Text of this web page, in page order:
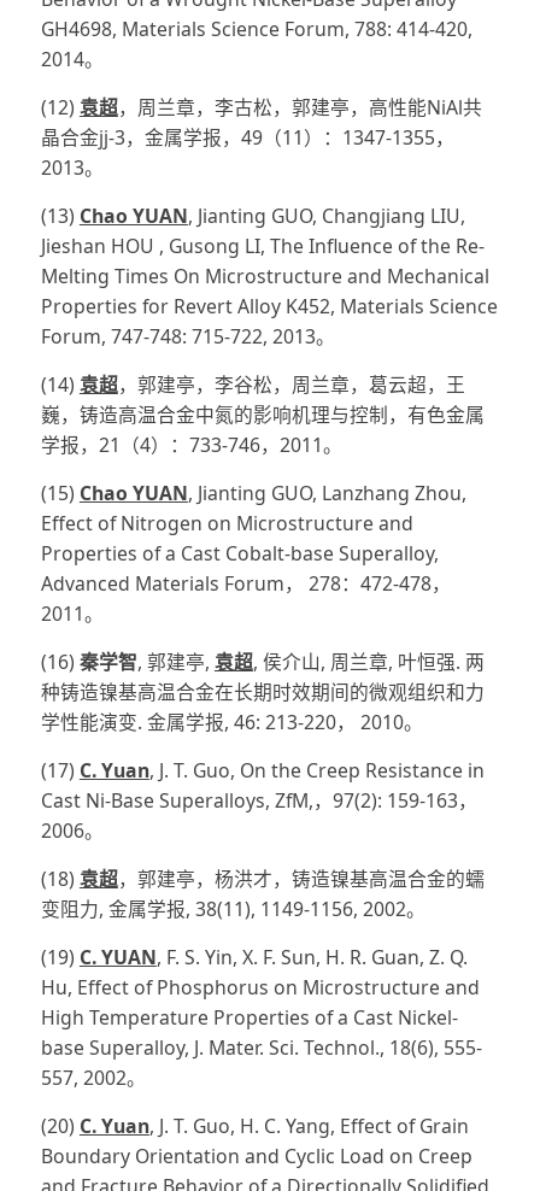
GH4698, Materials Science Forum, 788: 414-420,
2014。
(12) 袁超，周兰章，李古松，郭建亭，高性能NiAl共
晶合金jj-3，金属学报，49（11）：1347-1355，
2013。
(13) Chao YUAN, Jianting GUO, Changjiang LIU,
Jieshan HOU , Gusong LI, The Influence of the Re-
Melting Times On Microstructure and Mechanical
Properties for Revert Alloy K452, Materials Science
Forum, 747-748: 715-722, 2013。
(14) 袁超，郭建亭，李谷松，周兰章，葛云超，王
巍，铸造高温合金中氮的影响机理与控制，有色金属
学报，21（4）：733-746，2011。
(15) Chao YUAN, Jianting GUO, Lanzhang Zhou,
Effect of Nitrogen on Microstructure and
Properties of a Cast Cobalt-base Superalloy,
Advanced Materials Forum， 278：472-478，
2011。
(16) 秦学智, 郭建亭, 袁超, 侯介山, 周兰章, 叶恒强. 两
种铸造镍基高温合金在长期时效期间的微观组织和力
学性能演变. 金属学报, 46: 213-220， 2010。
(17) C. Yuan, J. T. Guo, On the Creep Resistance in
Cast Ni-Base Superalloys, ZfM,，97(2): 159-163，
2006。
(18) 袁超，郭建亭，杨洪才，铸造镍基高温合金的蠕
变阻力, 金属学报, 38(11), 1149-1156, 2002。
(19) C. YUAN, F. S. Yin, X. F. Sun, H. R. Guan, Z. Q.
Hu, Effect of Phosphorus on Microstructure and
High Temperature Properties of a Cast Nickel-
base Superalloy, J. Mater. Sci. Technol., 18(6), 555-
557, 2002。
(20) C. Yuan, J. T. Guo, H. C. Yang, Effect of Grain
Boundary Orientation and Cyclic Load on Creep